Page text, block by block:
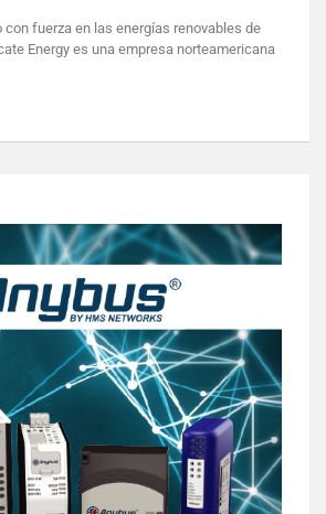
con fuerza en las energías renovables de
Energy es una empresa norteamericana